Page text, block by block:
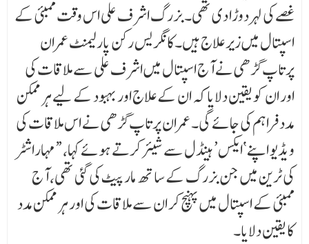
غصے کی لہر دوڑا دی تھی۔ بزرگ اشرف علی اس وقت ممبئی کے
اسپتال میں زیر علاج ہیں۔کانگریس رکن پارلیمنٹ عمران
پرتاپ گڑھی نے آج اسپتال میں اشرف علی سے ملاقات کی
اور ان کو یقین دلایا کہ ان کے علاج اور بہبود کے لیے ہر ممکن
مدد فراہم کی جائے گی۔ عمران پرتاپ گڑھی نے اس ملاقات کی
ویڈیو اپنے ‘ایکس’ ہینڈل سے شیئر کرتے ہوئے کہا، “مہاراشٹر
کی ٹرین میں جن بزرگ کے ساتھ مار پیٹ کی گئی تھی، آج
ممبئی کے اسپتال میں پہنچ کر ان سے ملاقات کی اور ہر ممکن مدد
کا یقین دلایا۔